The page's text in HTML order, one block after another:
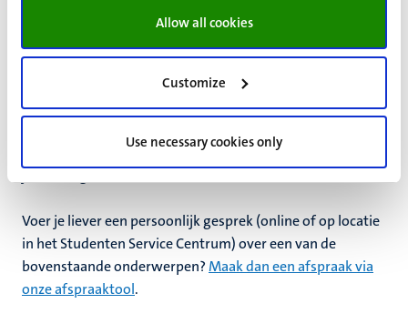
Allow all cookies
Customize
Use necessary cookies only
Stuur ons een e-mail of maak een
afspraak
Als je een vraag hebt over een van de bovenstaande
onderwerpen, stuur ons dan een e-mail via
mail vanuit je UM-account, vermeld je studenten-ID, licht
Voer je liever een persoonlijk gesprek (online of op locatie
in het Studenten Service Centrum) over een van de
bovenstaande onderwerpen?Maak dan een afspraak via
onze afspraaktool.